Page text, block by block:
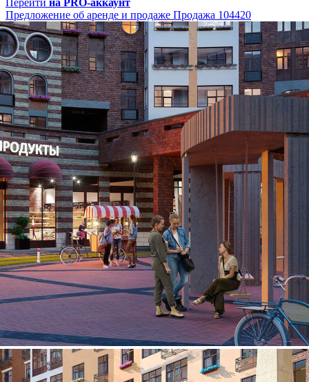
Перейти на PRO-аккаунт
Предложение об аренде и продаже Продажа 104420
Продажа